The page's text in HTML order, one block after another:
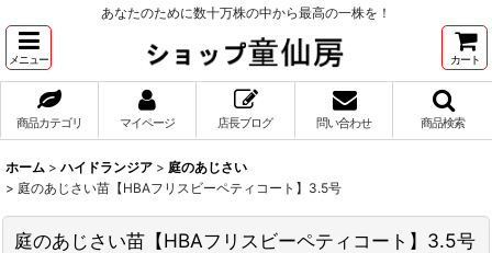
あなたのために数十万株の中から最高の一株を！
メニュー カート
商品カテゴリ マイページ 店長ブログ 問い合わせ 商品検索
ホーム > ハイドランジア > 庭のあじさい
> 庭のあじさい苗【HBAフリスビーペティコート】3.5号
庭のあじさい苗【HBAフリスビーペティコート】3.5号